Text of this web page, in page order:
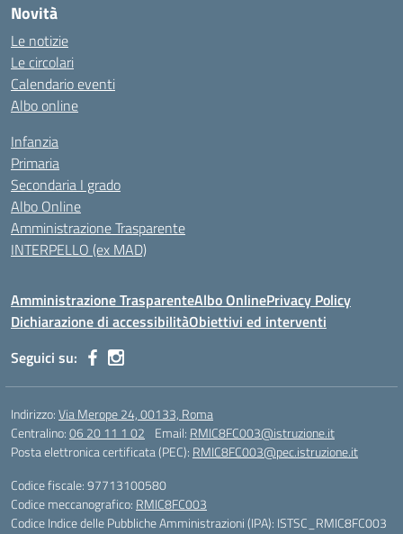
Novità
Le notizie
Le circolari
Calendario eventi
Albo online
Infanzia
Primaria
Secondaria I grado
Albo Online
Amministrazione Trasparente
INTERPELLO (ex MAD)
Amministrazione TrasparenteAlbo OnlinePrivacy Policy
Dichiarazione di accessibilitàObiettivi ed interventi
Seguici su:
Indirizzo:Via Merope 24, 00133, Roma
Centralino:06 20 11 1 02 Email: RMIC8FC003@istruzione.it
Posta elettronica certificata (PEC): RMIC8FC003@pec.istruzione.it
Codice fiscale: 97713100580
Codice meccanografico: RMIC8FC003
Codice Indice delle Pubbliche Amministrazioni (IPA): ISTSC_RMIC8FC003